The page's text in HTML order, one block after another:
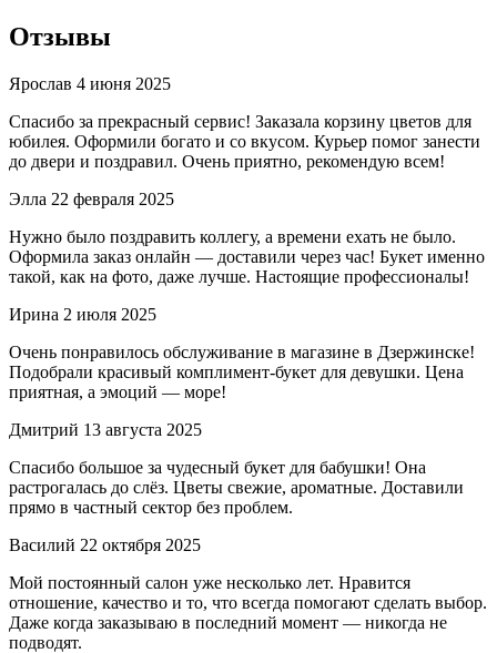
Отзывы
Ярослав 4 июня 2025
Спасибо за прекрасный сервис! Заказала корзину цветов для
юбилея. Оформили богато и со вкусом. Курьер помог занести
до двери и поздравил. Очень приятно, рекомендую всем!
Элла 22 февраля 2025
Нужно было поздравить коллегу, а времени ехать не было.
Оформила заказ онлайн — доставили через час! Букет именно
такой, как на фото, даже лучше. Настоящие профессионалы!
Ирина 2 июля 2025
Очень понравилось обслуживание в магазине в Дзержинске!
Подобрали красивый комплимент-букет для девушки. Цена
приятная, а эмоций — море!
Дмитрий 13 августа 2025
Спасибо большое за чудесный букет для бабушки! Она
растрогалась до слёз. Цветы свежие, ароматные. Доставили
прямо в частный сектор без проблем.
Василий 22 октября 2025
Мой постоянный салон уже несколько лет. Нравится
отношение, качество и то, что всегда помогают сделать выбор.
Даже когда заказываю в последний момент — никогда не
подводят.